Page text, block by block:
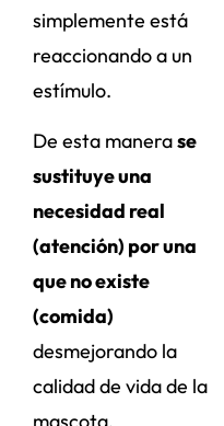
simplemente está
reaccionando a un
estímulo.
De esta manerase
sustituye una
necesidad real
(atención) por una
que no existe
(comida)
desmejorando la
calidad de vida de la